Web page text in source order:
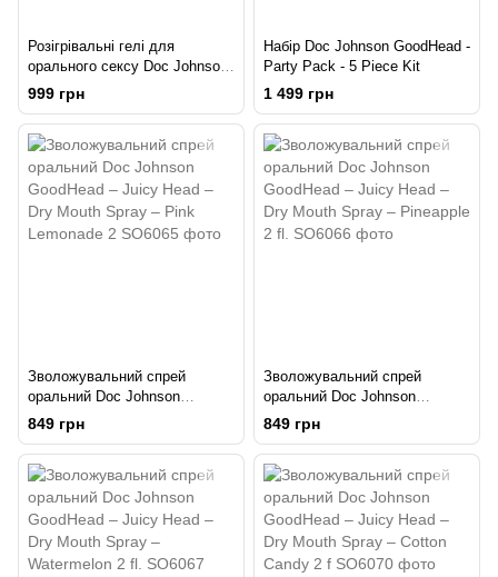
Розігрівальні гелі для
орального сексу Doc Johnson
GoodHead – Warming Head
(полуниця, солодка вата,
999 грн
Набір Doc Johnson GoodHead -
Party Pack - 5 Piece Kit
1 499 грн
Зволожувальний спрей
оральний Doc Johnson
GoodHead – Juicy Head – Dry
Mouth Spray – Pink Lemonade
2
849 грн
Зволожувальний спрей
оральний Doc Johnson
GoodHead – Juicy Head – Dry
Mouth Spray – Pineapple 2 fl.
849 грн